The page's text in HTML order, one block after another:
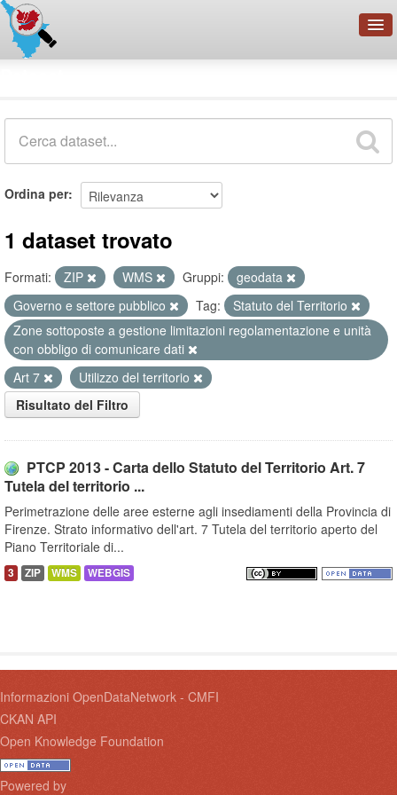
Organizzazioni
Ordina per
1 dataset trovato
Formati: ZIP WMS Gruppi:
geodata
Governo e settore pubblico
Tag:
Statuto del Territorio
Zone sottoposte a gestione limitazioni regolamentazione e unità
con obbligo di comunicare dati
Art 7
Utilizzo del territorio
Risultato del Filtro
PTCP 2013 - Carta dello Statuto del Territorio Art. 7
Tutela del territorio ...
Perimetrazione delle aree esterne agli insediamenti della Provincia di
Firenze. Strato informativo dell'art. 7 Tutela del territorio aperto del
Piano Territoriale di...
3 ZIP WMS WEBGIS
Informazioni OpenDataNetwork - CMFI
CKAN API
Open Knowledge Foundation
Powered by